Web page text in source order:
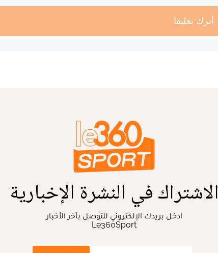
أترك تعليقا
الاشتراك في النشرة الإخبارية
أدخل بريدك الإلكتروني للتوصل بآخر الأخبار
Le360Sport